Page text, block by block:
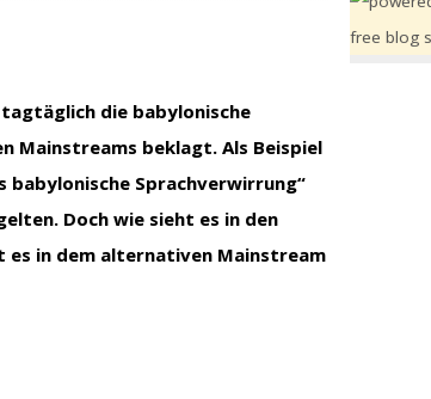
die babylonische
Mainstreams beklagt. Als Beispiel
babylonische Sprachverwirrung“
Doch wie sieht es in den
es in dem alternativen Mainstream